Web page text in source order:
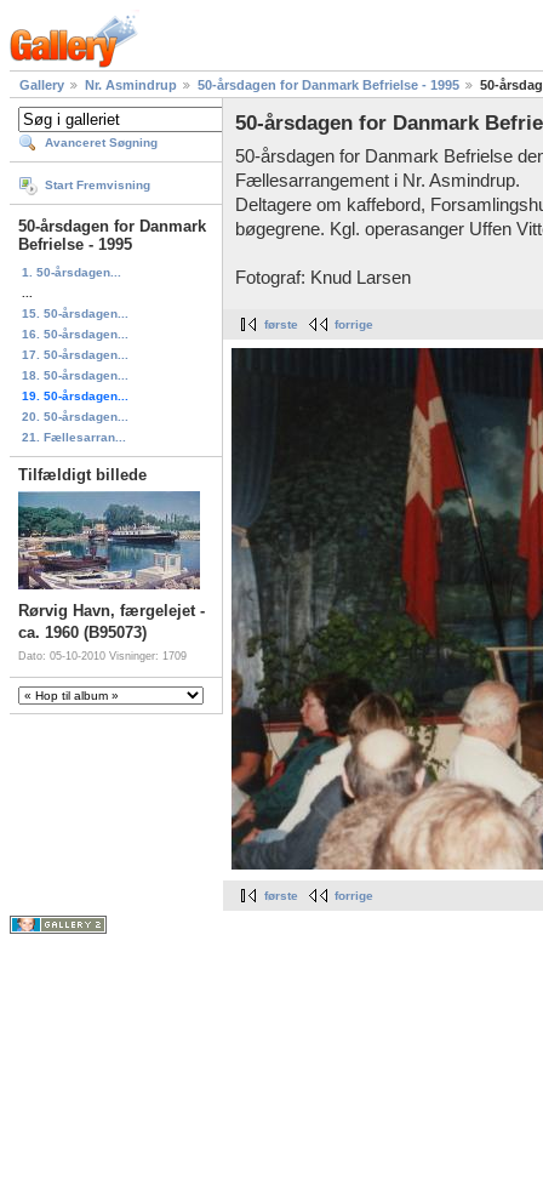
Gallery Nr. Asmindrup 50-årsdagen for Danmark Befrielse - 1995 50-
Avanceret Søgning
Start Fremvisning
50-årsdagen for Danmark
Befrielse - 1995
1. 50-årsdagen...
15. 50-årsdagen...
16. 50-årsdagen...
17. 50-årsdagen...
18. 50-årsdagen...
19. 50-årsdagen...
20. 50-årsdagen...
21. Fællesarran...
Tilfældigt billede
Rørvig Havn, færgelejet -
ca. 1960 (B95073)
Dato: 05-10-2010 Visninger: 1709
50-årsdagen for Danmark
50-årsdagen for Danmark Befrielse
Fællesarrangement i Nr. Asmindrup.
Deltagere om kaffebord,
bøgegrene. Kgl. operasanger Uffen
Fotograf: Knud Larsen
første forrige
første forrige